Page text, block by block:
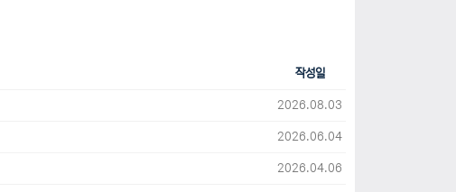
작성일
2026.08.03
2026.06.04
2026.04.06